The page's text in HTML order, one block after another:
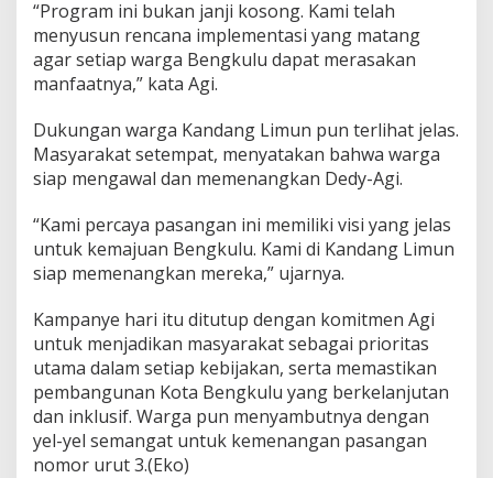
“Program ini bukan janji kosong. Kami telah
menyusun rencana implementasi yang matang
agar setiap warga Bengkulu dapat merasakan
manfaatnya,” kata Agi.
Dukungan warga Kandang Limun pun terlihat jelas.
Masyarakat setempat, menyatakan bahwa warga
siap mengawal dan memenangkan Dedy-Agi.
“Kami percaya pasangan ini memiliki visi yang jelas
untuk kemajuan Bengkulu. Kami di Kandang Limun
siap memenangkan mereka,” ujarnya.
Kampanye hari itu ditutup dengan komitmen Agi
untuk menjadikan masyarakat sebagai prioritas
utama dalam setiap kebijakan, serta memastikan
pembangunan Kota Bengkulu yang berkelanjutan
dan inklusif. Warga pun menyambutnya dengan
yel-yel semangat untuk kemenangan pasangan
nomor urut 3.(Eko)